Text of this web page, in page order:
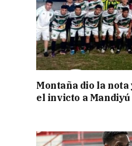
Montaña dio la
el invicto a Mandiyú